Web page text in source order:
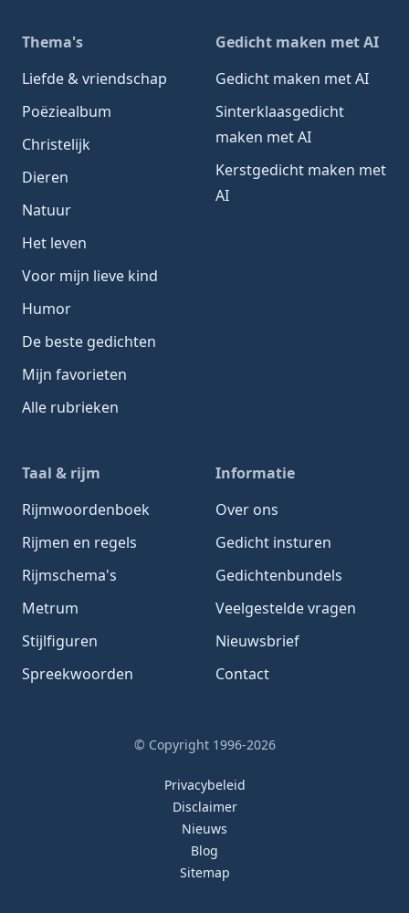
Thema's
Liefde & vriendschap
Poëziealbum
Christelijk
Dieren
Natuur
Het leven
Voor mijn lieve kind
Humor
De beste gedichten
Mijn favorieten
Alle rubrieken
Gedicht maken met AI
Gedicht maken met AI
Sinterklaasgedicht
maken met AI
Kerstgedicht maken met
AI
Taal & rijm
Rijmwoordenboek
Rijmen en regels
Rijmschema's
Metrum
Stijlfiguren
Spreekwoorden
Informatie
Over ons
Gedicht insturen
Gedichtenbundels
Veelgestelde vragen
Nieuwsbrief
Contact
© Copyright 1996-2026
Privacybeleid
Disclaimer
Nieuws
Blog
Sitemap